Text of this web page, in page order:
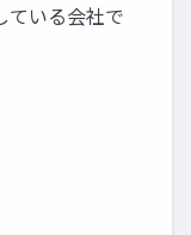
ている会社で